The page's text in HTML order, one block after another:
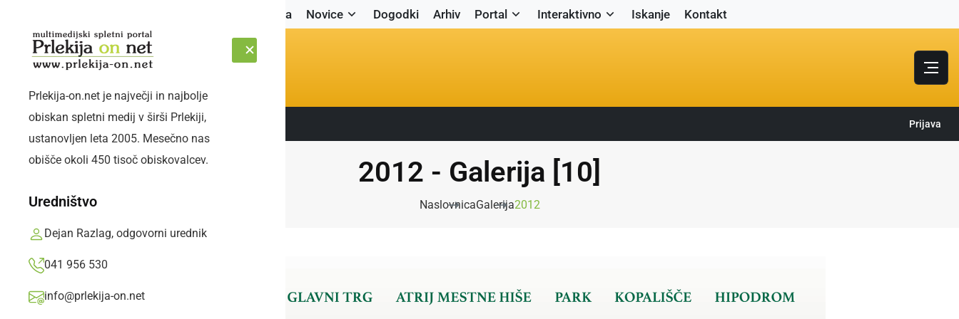
Naslovnica Novice Dogodki Arhiv Portal Interaktivno Iskanje Kontakt
SOBOTA, 8. AVGUST 2026 Sledite nam: Prijava
Prlekija-on.net je največji in najbolje
obiskan spletni medij v širši Prlekiji,
ustanovljen leta 2005. Mesečno nas
obišče okoli 450 tisoč obiskovalcev.
Uredništvo
Dejan Razlag, odgovorni urednik
041 956 530
info@prlekija-on.net
2012 - Galerija [10]
NaslovnicaGalerija2012